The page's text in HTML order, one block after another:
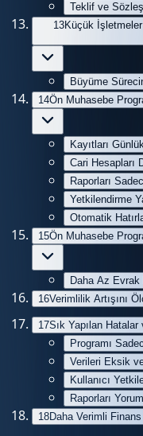
Teklif ve
13Küçük
Büyüme
14Ön Muhasebe
Kayıtları
Cari Hesapları
Raporları
Yetkilendirme
Otomatik
15Ön Muhasebe
Daha Az Evrak
16Verimlilik Artışını
17Sık Yapılan
Programı
Verileri Eksik
Kullanıcı
Raporları
18Daha Verimli